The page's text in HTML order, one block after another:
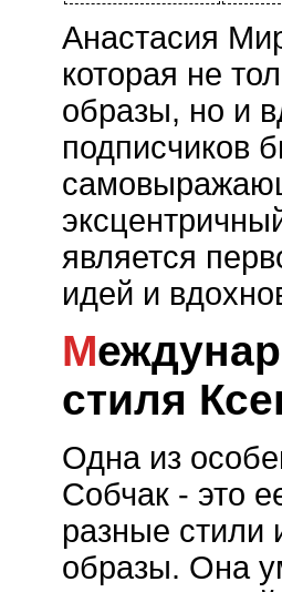
Анастасия
которая не
образы, но и
подписчиков
является
идей и
Международная икона
стиля
Одна из
Собчак - это
разные стили
образы. Она